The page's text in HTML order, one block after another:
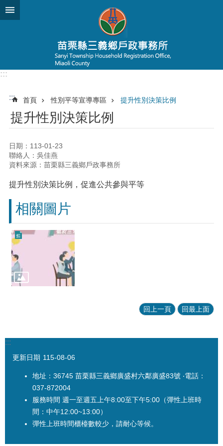
跳到主要內容區塊
:::
::: 首頁 性別平等宣導專區 提升性別決策比例
提升性別決策比例
日期：113-01-23
聯絡人：吳佳燕
資料來源：苗栗縣三義鄉戶政事務所
提升性別決策比例，促進公共參與平等
相關圖片
回上一頁 回最上面
:::
更新日期 115-08-06
地址：36745 苗栗縣三義鄉廣盛村六鄰廣盛83號 ‧電話：
037-872004
服務時間 週一至週五上午8:00至下午5:00（彈性上班時
間：中午12:00~13:00）
彈性上班時間櫃檯數較少，請耐心等候。